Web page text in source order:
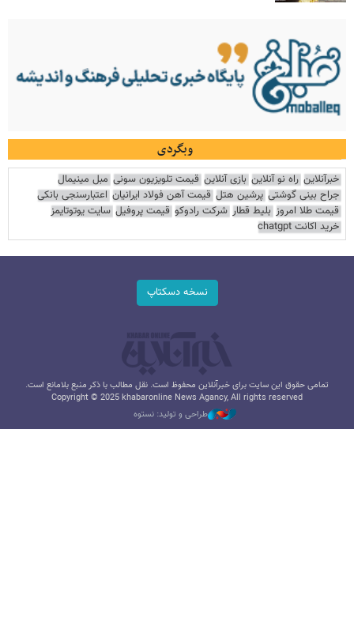
وبگردی
خبرآنلاین راه نو آنلاین بازی آنلاین قیمت تلویزیون سونی مبل مینیمال
جراح بینی گوشتی پرشین هتل قیمت آهن فولاد ایرانیان اعتبارسنجی بانکی
قیمت طلا امروز بلیط قطار شرکت رادوکو قیمت پروفیل سایت یوتوتایمز
خرید اکانت chatgpt
نسخه دسکتاپ
تمامی حقوق این سایت برای خبرآنلاین محفوظ است. نقل مطالب با ذکر منبع بلامانع است.
Copyright © 2025 khabaronline News Agancy, All rights reserved
طراحی و تولید: نستوه